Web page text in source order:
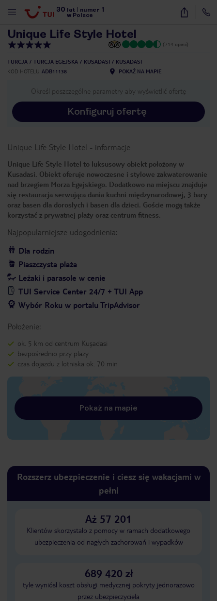
30 lat numer 1
w Polsce
22
Unique Life Style Hotel
(714 opinii)
TURCJA TURCJA EGEJSKA KUSADASI
KUSADASI
KOD HOTELU ADB11138 POKAŻ NA MAPIE
Określ poszczególne parametry aby wyświetlić ofertę
Konfiguruj ofertę
Unique Life Style Hotel - informacje
Unique Life Style Hotel to luksusowy obiekt położony w
Kusadasi. Obiekt oferuje nowoczesne i stylowe zakwaterowanie
nad brzegiem Morza Egejskiego. Dodatkowo na miejscu znajduje
się restauracja serwująca dania kuchni międzynarodowej, 3 bary
oraz basen dla dorosłych i basen dla dzieci. Goście mogą także
korzystać z prywatnej plaży oraz centrum fitness.
Najpopularniejsze udogodnienia:
Dla rodzin
Piaszczysta plaża
Leżaki i parasole w cenie
TUI Service Center 24/7 + TUI App
Wybór Roku w portalu TripAdvisor
Położenie:
ok. 5 km od centrum Kuşadasi
bezpośrednio przy plaży
czas dojazdu z lotniska ok. 70 min
Pokaż na mapie
Rozszerz ubezpieczenie i ciesz się wakacjami w
pełni
Aż 57 201
Klientów skorzystało z pomocy w ramach dodatkowego
ubezpieczenia od nagłych zachorowań i wypadków
689 420 zł
tyle wyniósł koszt obsługi medycznej pokryty jednorazowo
przez ubezpieczyciela